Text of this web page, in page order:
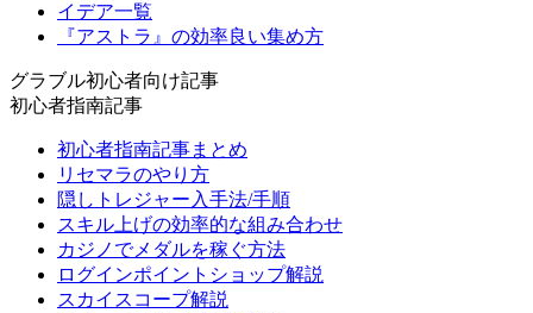
イデア一覧
『アストラ』の効率良い集め方
グラブル初心者向け記事
初心者指南記事
初心者指南記事まとめ
リセマラのやり方
隠しトレジャー入手法/手順
スキル上げの効率的な組み合わせ
カジノでメダルを稼ぐ方法
ログインポイントショップ解説
スカイスコープ解説